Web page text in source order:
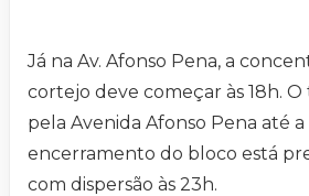
Já na Av. Afonso Pena, a
cortejo deve começar às 18h.
pela Avenida Afonso Pena até a
encerramento do bloco está
com dispersão às 23h.